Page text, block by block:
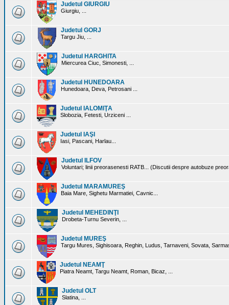
Judetul GIURGIU
Giurgiu, ...
Judetul GORJ
Targu Jiu, ...
Judetul HARGHITA
Miercurea Ciuc, Simonesti, ...
Judetul HUNEDOARA
Hunedoara, Deva, Petrosani ...
Judetul IALOMIŢA
Slobozia, Fetesti, Urziceni ...
Judetul IAŞI
Iasi, Pascani, Harlau...
Judetul ILFOV
Voluntari; linii preorasenesti RATB... (Discutii despre autobuze
Judetul MARAMUREŞ
Baia Mare, Sighetu Marmatiei, Cavnic...
Judetul MEHEDINŢI
Drobeta-Turnu Severin, ...
Judetul MUREŞ
Targu Mures, Sighisoara, Reghin, Ludus, Tarnaveni, Sovata,
Judetul NEAMŢ
Piatra Neamt, Targu Neamt, Roman, Bicaz, ...
Judetul OLT
Slatina, ...